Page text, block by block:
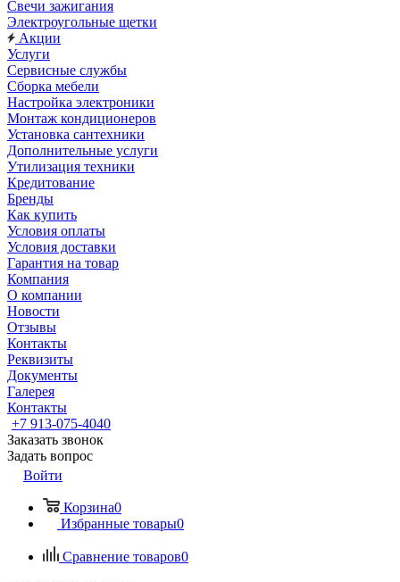
Свечи зажигания
Электроугольные щетки
Акции
Услуги
Сервисные службы
Сборка мебели
Настройка электроники
Монтаж кондиционеров
Установка сантехники
Дополнительные услуги
Утилизация техники
Кредитование
Бренды
Как купить
Условия оплаты
Условия доставки
Гарантия на товар
Компания
О компании
Новости
Отзывы
Контакты
Реквизиты
Документы
Галерея
Контакты
+7 913-075-4040
Заказать звонок
Задать вопрос
Войти
Корзина0
Избранные товары0
Сравнение товаров0